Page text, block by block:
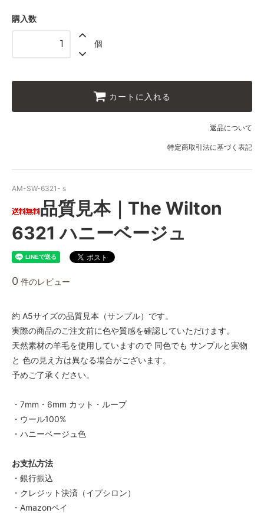
購入数
個
カートに入れる
返品について
特定商取引法に基づく表記
AM-SW-6321-ｓ
品質見本｜The Wilton
6321 ハニーベージュ
0 件のレビュー
約 A5サイズの品質見本（サンプル）です。
実際の商品のご注文前に色や質感を確認していただけます。
天然素材の羊毛を使用していますので 同色でも サンプルと実物
と 色の見え方は異なる場合がございます。
予めご了承ください。
・7mm・6mm カット・ループ
・ウール100%
・ハニーベージュ色
お支払方法
・銀行振込
・クレジット決済（イプシロン）
・Amazonペイ